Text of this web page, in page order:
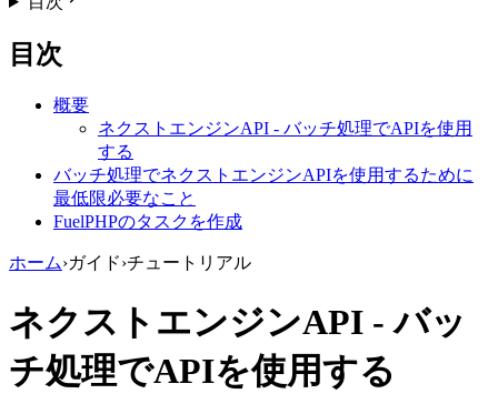
目次
概要
ネクストエンジンAPI - バッチ処理でAPIを使用
する
バッチ処理でネクストエンジンAPIを使用するために
最低限必要なこと
FuelPHPのタスクを作成
ホーム›ガイド›チュートリアル
ネクストエンジンAPI - バッ
チ処理でAPIを使用する